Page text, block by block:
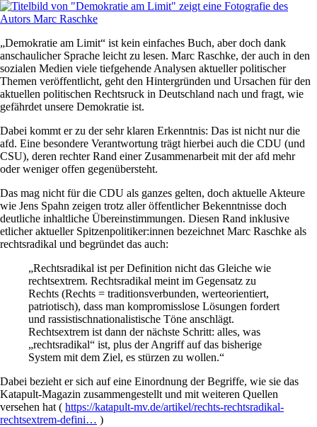
„Demokratie am Limit“ ist kein einfaches Buch, aber doch dank
anschaulicher Sprache leicht zu lesen. Marc Raschke, der auch in den
sozialen Medien viele tiefgehende Analysen aktueller politischer
Themen veröffentlicht, geht den Hintergründen und Ursachen für den
aktuellen politischen Rechtsruck in Deutschland nach und fragt, wie
gefährdet unsere Demokratie ist.
Dabei kommt er zu der sehr klaren Erkenntnis: Das ist nicht nur die
afd. Eine besondere Verantwortung trägt hierbei auch die CDU (und
CSU), deren rechter Rand einer Zusammenarbeit mit der afd mehr
oder weniger offen gegenübersteht.
Das mag nicht für die CDU als ganzes gelten, doch aktuelle Akteure
wie Jens Spahn zeigen trotz aller öffentlicher Bekenntnisse doch
deutliche inhaltliche Übereinstimmungen. Diesen Rand inklusive
etlicher aktueller Spitzenpolitiker:innen bezeichnet Marc Raschke als
rechtsradikal und begründet das auch:
„Rechtsradikal ist per Definition nicht das Gleiche wie
rechtsextrem. Rechtsradikal meint im Gegensatz zu
Rechts (Rechts = traditionsverbunden, werteorientiert,
patriotisch), dass man kompromisslose Lösungen fordert
und rassistischnationalistische Töne anschlägt.
Rechtsextrem ist dann der nächste Schritt: alles, was
„rechtsradikal“ ist, plus der Angriff auf das bisherige
System mit dem Ziel, es stürzen zu wollen.“
Dabei bezieht er sich auf eine Einordnung der Begriffe, wie sie das
Katapult-Magazin zusammengestellt und mit weiteren Quellen
versehen hat ( https://katapult-mv.de/artikel/rechts-rechtsradikal-
rechtsextrem-defini… )